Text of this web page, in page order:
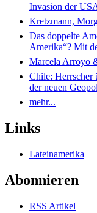
Invasion der
Kretzmann,
Das doppelte
Amerika“? Mit
Marcela Arroyo
Chile: Herrscher
der neuen
mehr...
Links
Lateinamerika
Abonnieren
RSS Artikel